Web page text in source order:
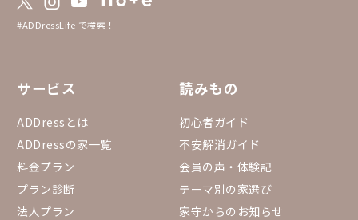
#ADDressLife で検索！
サービス
ADDressとは
ADDressの家一覧
料金プラン
プラン診断
法人プラン
読みもの
初心者ガイド
不安解消ガイド
会員の声・体験記
テーマ別の家選び
家守からのお知らせ